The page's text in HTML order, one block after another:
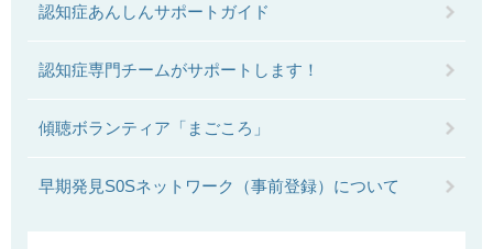
認知症あんしんサポートガイド
認知症専門チームがサポートします！
傾聴ボランティア「まごころ」
早期発見S0Sネットワーク（事前登録）について